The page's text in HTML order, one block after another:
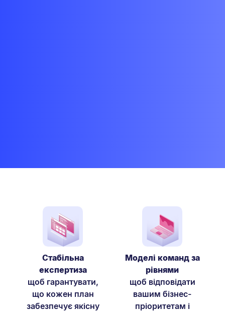
Стабільна
експертиза
щоб гарантувати,
що кожен план
забезпечує якісну
Моделі команд за
рівнями
щоб відповідати
вашим бізнес-
пріоритетам і